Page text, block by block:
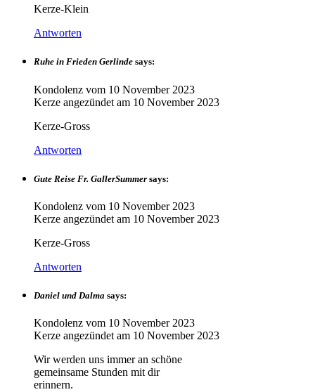
Kerze-Klein
Antworten
Ruhe in Frieden Gerlinde says:
Kondolenz vom 10 November 2023
Kerze angezündet am 10 November 2023
Kerze-Gross
Antworten
Gute Reise Fr. GallerSummer says:
Kondolenz vom 10 November 2023
Kerze angezündet am 10 November 2023
Kerze-Gross
Antworten
Daniel und Dalma says:
Kondolenz vom 10 November 2023
Kerze angezündet am 10 November 2023
Wir werden uns immer an schöne
gemeinsame Stunden mit dir
erinnern.